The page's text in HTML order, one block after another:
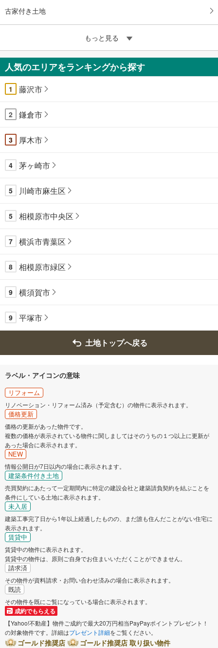
古家付き土地
もっと見る
人気のエリアをランキングから探す
1 藤沢市
2 鎌倉市
3 厚木市
4 茅ヶ崎市
5 川崎市麻生区
5 相模原市中央区
7 横浜市青葉区
8 相模原市緑区
9 横須賀市
9 平塚市
土地トップへ戻る
ラベル・アイコンの意味
リフォーム
リノベーション・リフォーム済み（予定含む）の物件に表示されます。
価格更新
価格の更新があった物件です。
複数の価格が表示されている物件に関しましてはそのうちの１つ以上に更新が
あった場合に表示されます。
NEW
情報公開日が7日以内の場合に表示されます。
建築条件付き土地
売買契約にあたって一定期間内に特定の建設会社と建築請負契約を結ぶことを
条件にしている土地に表示されます。
未入居
建築工事完了日から1年以上経過したものの、まだ誰も住んだことがない住宅に
表示されます。
賃貸中
賃貸中の物件に表示されます。
賃貸中の物件は、原則ご自身でお住まいいただくことができません。
請求済
その物件が資料請求・お問い合わせ済みの場合に表示されます。
既読
その物件を既にご覧になっている場合に表示されます。
成約でもらえる
【Yahoo!不動産】物件ご成約で最大20万円相当PayPayポイントプレゼント！
の対象物件です。詳細はプレゼント詳細をご覧ください。
ゴールド推奨店
ゴールド推奨店 取り扱い物件